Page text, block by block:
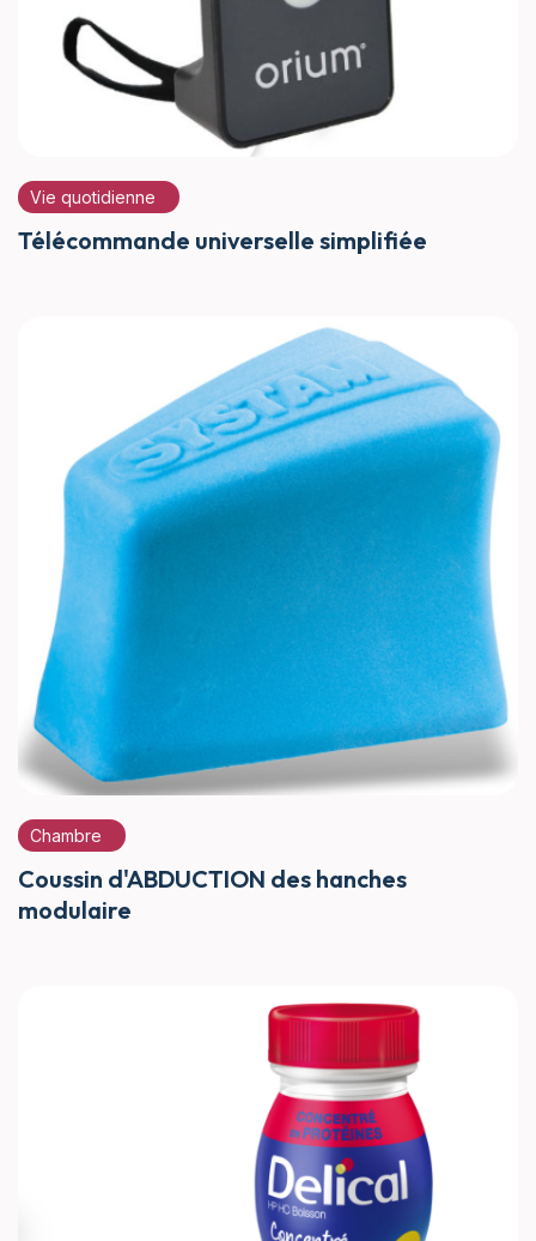
Vie quotidienne
Télécommande universelle simplifiée
Chambre
Coussin d'ABDUCTION des hanches
modulaire